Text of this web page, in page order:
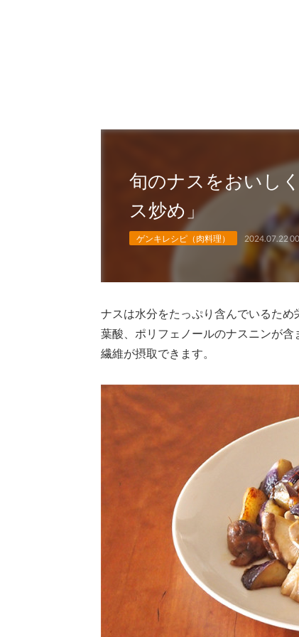
旬のナスをおいし
ス炒め」
ゲンキレシピ（肉料理） 2024.07.22
ナスは水分をたっぷり含んでいるため
葉酸、ポリフェノールのナスニンが
繊維が摂取できます。